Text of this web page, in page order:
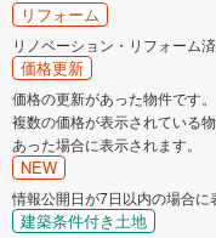
リフォーム
リノベーション・リフォーム
価格更新
価格の更新があった物件です。
複数の価格が表示されている
あった場合に表示されます。
NEW
情報公開日が7日以内の場合に
建築条件付き土地